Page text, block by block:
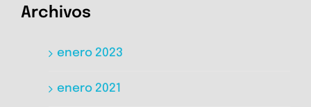
Archivos
enero 2023
enero 2021